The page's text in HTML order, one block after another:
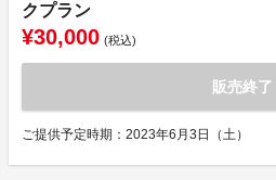
クプラン
¥30,000 (税込)
販売終了
ご提供予定時期：2023年6月3日（土）